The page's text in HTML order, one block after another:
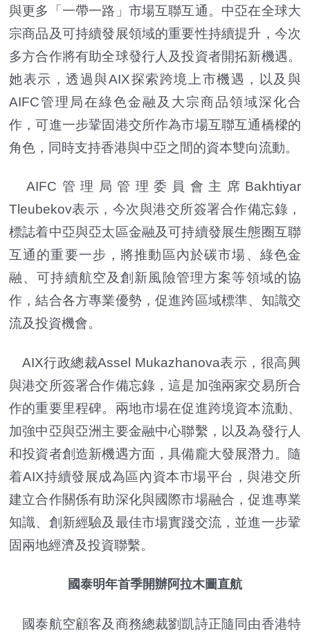
與更多「一帶一路」市場互聯互通。中亞在全球大
宗商品及可持續發展領域的重要性持續提升，今次
多方合作將有助全球發行人及投資者開拓新機遇。
她表示，透過與AIX探索跨境上市機遇，以及與
AIFC管理局在綠色金融及大宗商品領域深化合
作，可進一步鞏固港交所作為市場互聯互通橋樑的
角色，同時支持香港與中亞之間的資本雙向流動。
AIFC管理局管理委員會主席Bakhtiyar
Tleubekov表示，今次與港交所簽署合作備忘錄，
標誌着中亞與亞太區金融及可持續發展生態圈互聯
互通的重要一步，將推動區內於碳市場、綠色金
融、可持續航空及創新風險管理方案等領域的協
作，結合各方專業優勢，促進跨區域標準、知識交
流及投資機會。
AIX行政總裁Assel Mukazhanova表示，很高興
與港交所簽署合作備忘錄，這是加強兩家交易所合
作的重要里程碑。兩地市場在促進跨境資本流動、
加強中亞與亞洲主要金融中心聯繫，以及為發行人
和投資者創造新機遇方面，具備龐大發展潛力。隨
着AIX持續發展成為區內資本市場平台，與港交所
建立合作關係有助深化與國際市場融合，促進專業
知識、創新經驗及最佳市場實踐交流，並進一步鞏
固兩地經濟及投資聯繫。
國泰明年首季開辦阿拉木圖直航
國泰航空顧客及商務總裁劉凱詩正隨同由香港特